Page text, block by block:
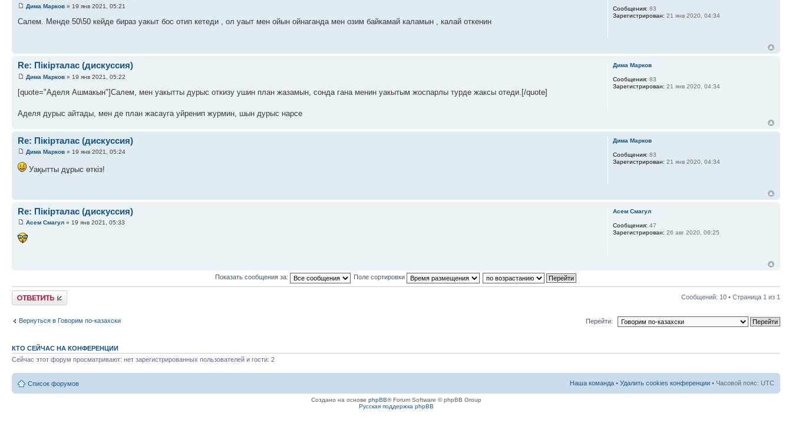
Дима Марков » 19 янв 2021, 05:21
Салем. Менде 50\50 кейде бираз уакыт бос отип кетеди , ол уаыт мен ойын ойнаганда мен озим байкамай каламын , калай откенин
Сообщения: 83
Зарегистрирован: 21 янв 2020, 04:34
Re: Пікірталас (дискуссия)
Дима Марков » 19 янв 2021, 05:22
[quote="Аделя Ашмакын"]Салем, мен уакытты дурыс откизу ушин план жазамын, сонда гана менин уакытым жоспарлы турде жаксы отеди.[/quote]
Аделя дурыс айтады, мен де план жасауга уйренип журмин, шын дурыс нарсе
Дима Марков
Сообщения: 83
Зарегистрирован: 21 янв 2020, 04:34
Re: Пікірталас (дискуссия)
Дима Марков » 19 янв 2021, 05:24
Уақытты дұрыс өткіз!
Дима Марков
Сообщения: 83
Зарегистрирован: 21 янв 2020, 04:34
Re: Пікірталас (дискуссия)
Асем Смагул » 19 янв 2021, 05:33
Асем Смагул
Сообщения: 47
Зарегистрирован: 26 авг 2020, 06:25
Показать сообщения за: Поле сортировки
Ответить Сообщений: 10 • Страница 1 из 1
Вернуться в Говорим по-казахски Перейти:
КТО СЕЙЧАС НА КОНФЕРЕНЦИИ
Сейчас этот форум просматривают: нет зарегистрированных пользователей и гости: 2
Список форумов Наша команда • Удалить cookies конференции • Часовой пояс: UTC
Создано на основе phpBB® Forum Software © phpBB Group
Русская поддержка phpBB